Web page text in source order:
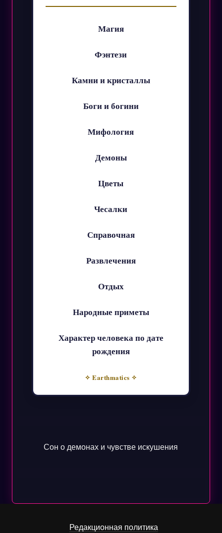
Магия
Фэнтези
Камни и кристаллы
Боги и богини
Мифология
Демоны
Цветы
Чесалки
Справочная
Развлечения
Отдых
Народные приметы
Характер человека по дате
рождения
✧ Earthmatics ✧
Сон о демонах и чувстве искушения
Редакционная политика